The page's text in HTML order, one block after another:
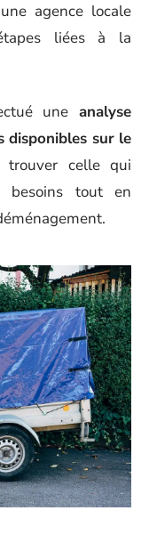
agence locale
liées à la
une analyse
disponibles sur le
trouver celle qui
besoins tout en